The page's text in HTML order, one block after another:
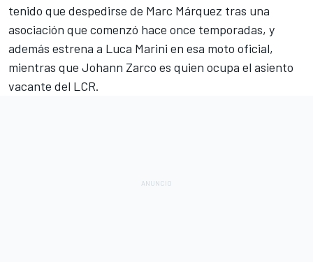
tenido que despedirse de Marc Márquez tras una
asociación que comenzó hace once temporadas, y
además estrena a Luca Marini en esa moto oficial,
mientras que Johann Zarco es quien ocupa el asiento
vacante del LCR.